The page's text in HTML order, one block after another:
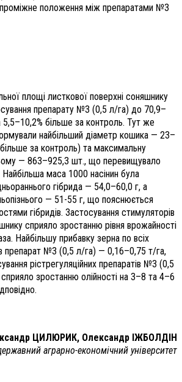
положення між препаратами №3
площі листкової поверхні соняшнику
препарату №3 (0,5 л/га) до 70,9–
більше за контроль. Тут же
найбільший діаметр кошика — 23–
за контроль) та максимальну
— 863–925,3 шт., що перевищувало
маса 1000 насінин була
гібрида — 54,0–60,0 г, а
— 51-55 г, що пояснюється
гібридів. Застосування стимуляторів
сприяло зростанню рівня врожайності
Найбільшу прибавку зерна по всіх
препарат №3 (0,5 л/га) — 0,16–0,75 т/га,
рістрегуляційних препаратів №3 (0,5
зростанню олійності на 3–8 та 4–6
ЦИЛЮРИК, Олександр ІЖБОЛДІН
аграрно-економічний університет